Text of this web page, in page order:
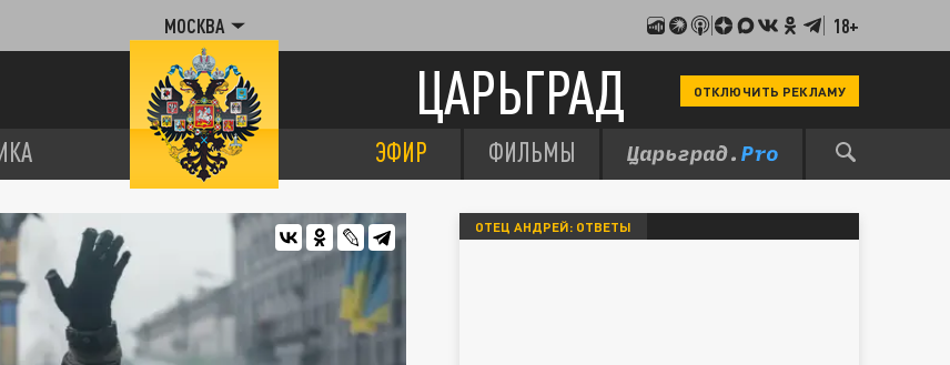
МОСКВА 18+
ЦАРЬГРАД ОТКЛЮЧИТЬ РЕКЛАМУ
ЭФИР ФИЛЬМЫ
ОТЕЦ АНДРЕЙ: ОТВЕТЫ